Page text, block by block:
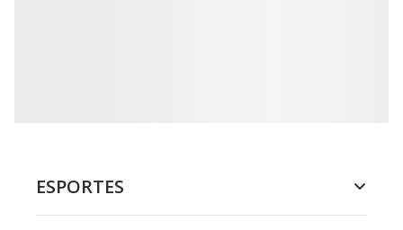
ESPORTES